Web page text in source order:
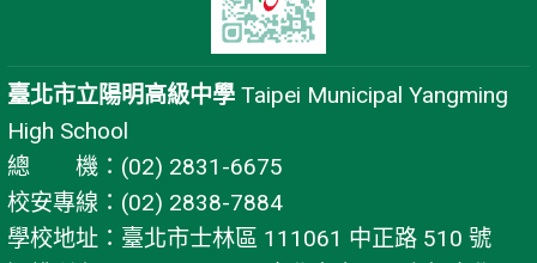
臺北市立陽明高級中學 Taipei Municipal Yangming
High School
總 機：(02) 2831-6675
校安專線：(02) 2838-7884
學校地址：臺北市士林區 111061 中正路 510 號